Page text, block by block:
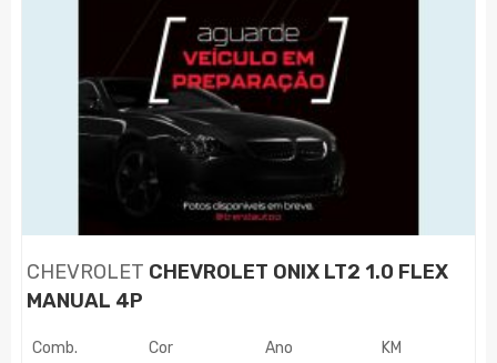
CHEVROLET CHEVROLET ONIX LT2 1.0 FLEX
MANUAL 4P
Comb. Cor Ano KM